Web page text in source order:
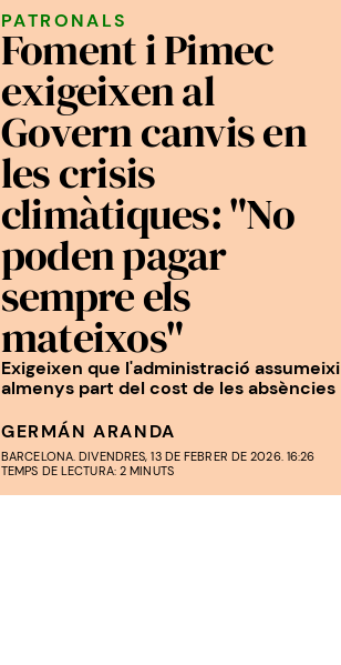
PATRONALS
Foment i Pimec
exigeixen al
Govern canvis en
les crisis
climàtiques: "No
poden pagar
sempre els
mateixos"
Exigeixen que l'administració assumeixi
almenys part del cost de les absències
GERMÁN ARANDA
BARCELONA. DIVENDRES, 13 DE FEBRER DE 2026. 16:26
TEMPS DE LECTURA: 2 MINUTS